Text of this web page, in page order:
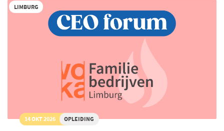
in
de
praktijk
LIMBURG
14 OKT 2026 OPLEIDING